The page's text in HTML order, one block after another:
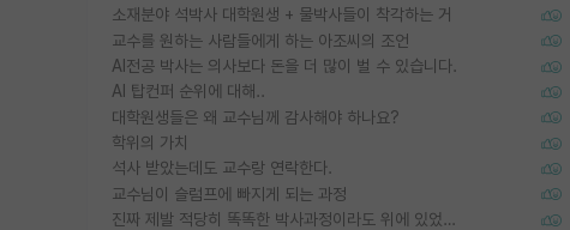
소재분야 석박사 대학원생 + 물박사들이 착각하는 거
교수를 원하는 사람들에게 하는 아조씨의 조언
AI전공 박사는 의사보다 돈을 더 많이 벌 수 있습니다.
AI 탑컨퍼 순위에 대해..
대학원생들은 왜 교수님께 감사해야 하나요?
학위의 가치
석사 받았는데도 교수랑 연락한다.
교수님이 슬럼프에 빠지게 되는 과정
진짜 제발 적당히 똑똑한 박사과정이라도 위에 있었으면..